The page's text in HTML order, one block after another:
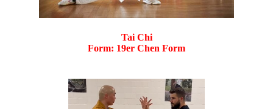
Tai Chi
Form: 19er Chen Form